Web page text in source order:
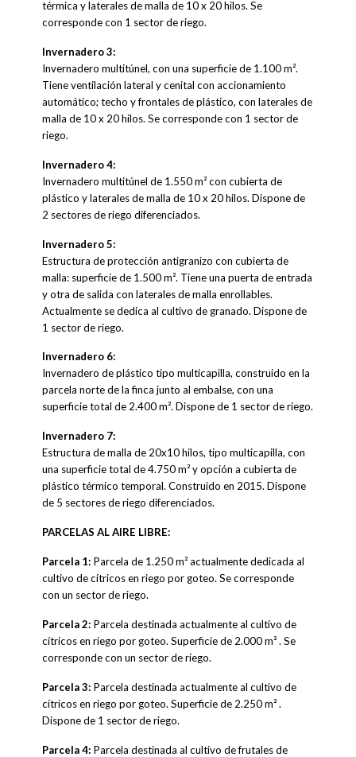
térmica y laterales de malla de 10 x 20 hilos. Se
corresponde con 1 sector de riego.
Invernadero 3:
Invernadero multitúnel, con una superficie de 1.100 m².
Tiene ventilación lateral y cenital con accionamiento
automático; techo y frontales de plástico, con laterales de
malla de 10 x 20 hilos. Se corresponde con 1 sector de
riego.
Invernadero 4:
Invernadero multitúnel de 1.550 m² con cubierta de
plástico y laterales de malla de 10 x 20 hilos. Dispone de
2 sectores de riego diferenciados.
Invernadero 5:
Estructura de protección antigranizo con cubierta de
malla: superficie de 1.500 m². Tiene una puerta de entrada
y otra de salida con laterales de malla enrollables.
Actualmente se dedica al cultivo de granado. Dispone de
1 sector de riego.
Invernadero 6:
Invernadero de plástico tipo multicapilla, construido en la
parcela norte de la finca junto al embalse, con una
superficie total de 2.400 m². Dispone de 1 sector de riego.
Invernadero 7:
Estructura de malla de 20x10 hilos, tipo multicapilla, con
una superficie total de 4.750 m² y opción a cubierta de
plástico térmico temporal. Construido en 2015. Dispone
de 5 sectores de riego diferenciados.
PARCELAS AL AIRE LIBRE:
Parcela 1: Parcela de 1.250 m² actualmente dedicada al
cultivo de cítricos en riego por goteo. Se corresponde
con un sector de riego.
Parcela 2: Parcela destinada actualmente al cultivo de
cítricos en riego por goteo. Superficie de 2.000 m² . Se
corresponde con un sector de riego.
Parcela 3: Parcela destinada actualmente al cultivo de
cítricos en riego por goteo. Superficie de 2.250 m² .
Dispone de 1 sector de riego.
Parcela 4: Parcela destinada al cultivo de frutales de